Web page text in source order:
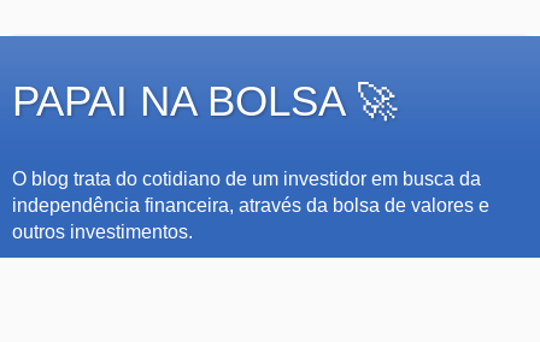
PAPAI NA BOLSA 🚀
O blog trata do cotidiano de um investidor em busca da
independência financeira, através da bolsa de valores e
outros investimentos.